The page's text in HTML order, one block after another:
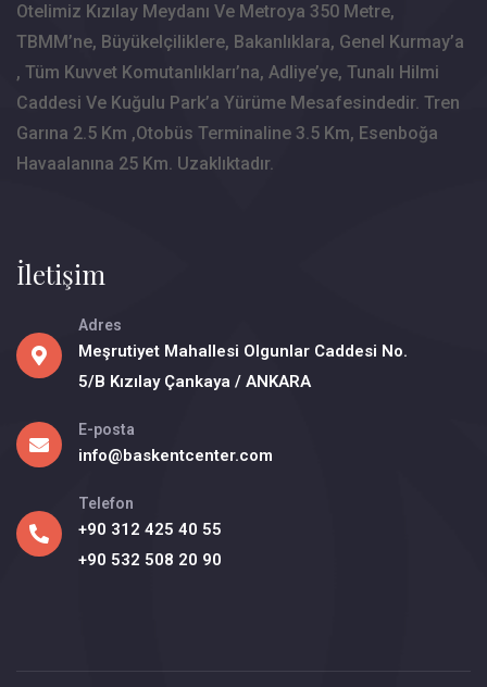
Otelimiz Kızılay Meydanı Ve Metroya 350 Metre,
TBMM’ne, Büyükelçiliklere, Bakanlıklara, Genel Kurmay’a
, Tüm Kuvvet Komutanlıkları’na, Adliye’ye, Tunalı Hilmi
Caddesi Ve Kuğulu Park’a Yürüme Mesafesindedir. Tren
Garına 2.5 Km ,Otobüs Terminaline 3.5 Km, Esenboğa
Havaalanına 25 Km. Uzaklıktadır.
İletişim
Adres
Meşrutiyet Mahallesi Olgunlar Caddesi No.
5/B Kızılay Çankaya / ANKARA
E-posta
info@baskentcenter.com
Telefon
+90 312 425 40 55
+90 532 508 20 90